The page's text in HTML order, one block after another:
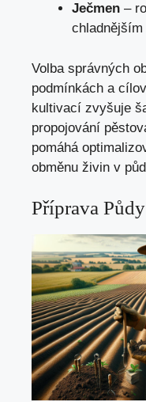
Ječmen –
Volba správných
podmínkách a
kultivací zvyšuje
propojování
pomáhá
obměnu živin v
Příprava Půdy